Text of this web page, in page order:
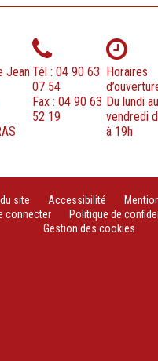
Jean Tél : 04 90 63
07 54
Fax : 04 90 63
52 19
Horaires
Du lundi au
vendredi
à 19h
site Accessibilité
connecter
Politique de
Gestion des cookies